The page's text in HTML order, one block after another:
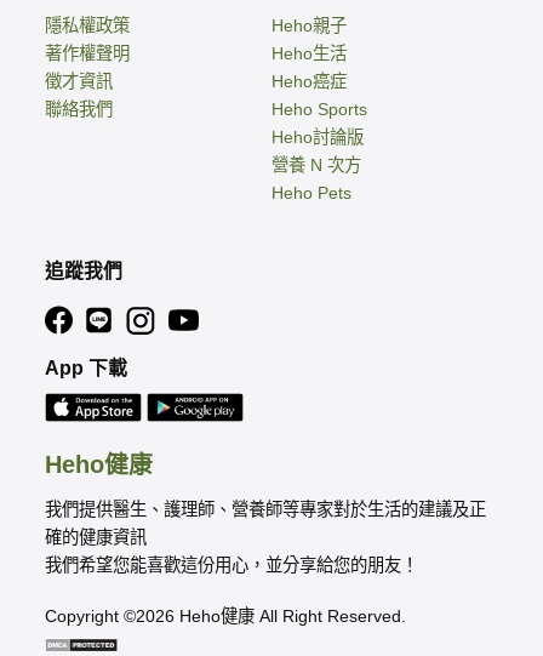
Heho健康
我們提供醫生、護理師、營養師等專家對於生活的建議及正
確的健康資訊
我們希望您能喜歡這份用心，並分享給您的朋友！
Copyright ©2026 Heho健康 All Right Reserved.
隱私權政策
著作權聲明
徵才資訊
聯絡我們
Heho親子
Heho生活
Heho癌症
Heho Sports
Heho討論版
營養 N 次方
Heho Pets
追蹤我們
App 下載